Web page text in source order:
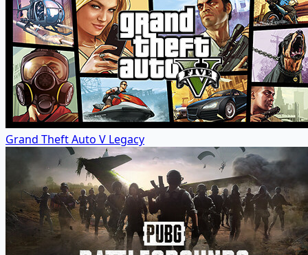
Grand Theft Auto V Legacy